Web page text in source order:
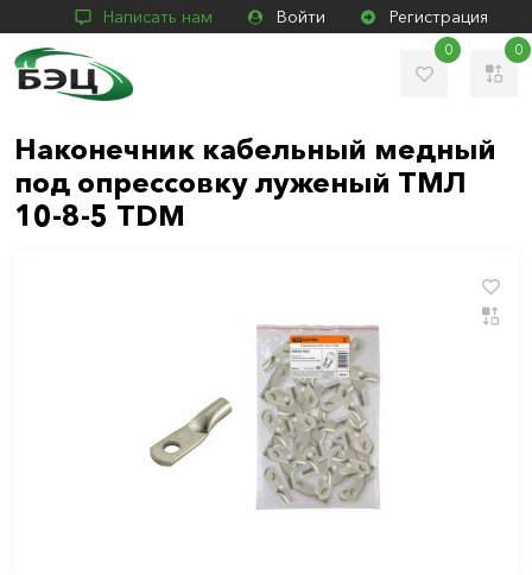
Написать нам Войти Регистрация
0 0
Наконечник кабельный медный
под опрессовку луженый ТМЛ
10-8-5 TDM